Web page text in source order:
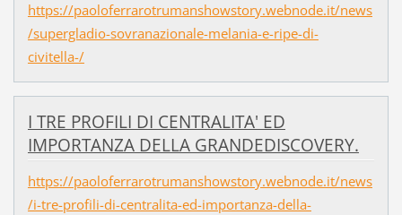
https://paoloferrarotrumanshowstory.webnode.it/news
/supergladio-sovranazionale-melania-e-ripe-di-
civitella-/
I TRE PROFILI DI CENTRALITA' ED
IMPORTANZA DELLA GRANDEDISCOVERY.
https://paoloferrarotrumanshowstory.webnode.it/news
/i-tre-profili-di-centralita-ed-importanza-della-